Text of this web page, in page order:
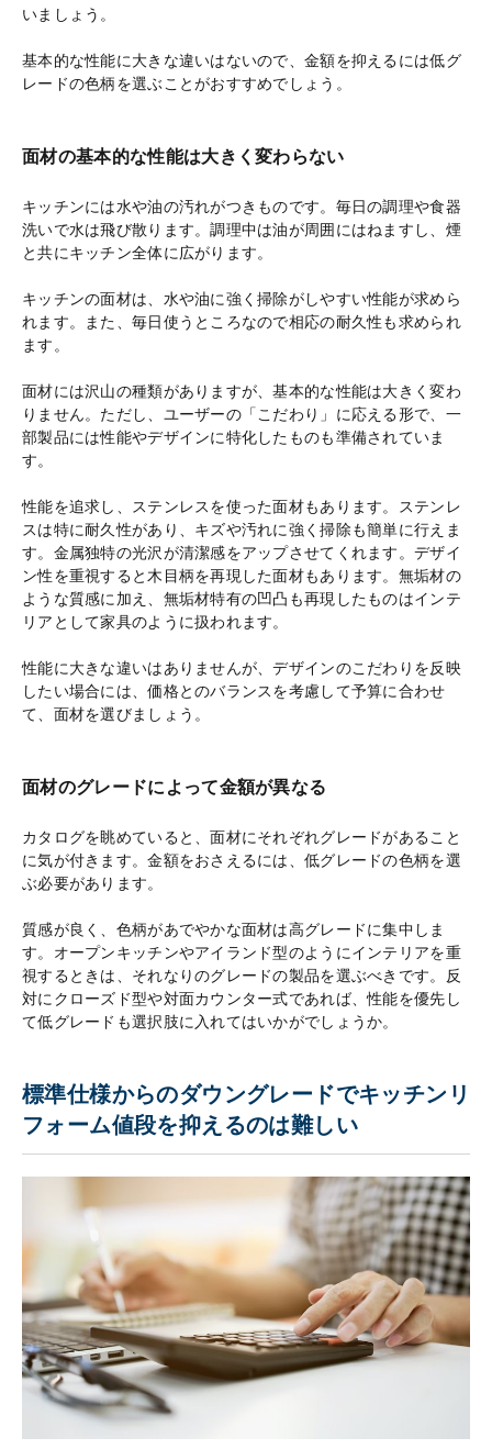
いましょう。
基本的な性能に大きな違いはないので、金額を抑えるには低グ
レードの色柄を選ぶことがおすすめでしょう。
面材の基本的な性能は大きく変わらない
キッチンには水や油の汚れがつきものです。毎日の調理や食器
洗いで水は飛び散ります。調理中は油が周囲にはねますし、煙
と共にキッチン全体に広がります。
キッチンの面材は、水や油に強く掃除がしやすい性能が求めら
れます。また、毎日使うところなので相応の耐久性も求められ
ます。
面材には沢山の種類がありますが、基本的な性能は大きく変わ
りません。ただし、ユーザーの「こだわり」に応える形で、一
部製品には性能やデザインに特化したものも準備されていま
す。
性能を追求し、ステンレスを使った面材もあります。ステンレ
スは特に耐久性があり、キズや汚れに強く掃除も簡単に行えま
す。金属独特の光沢が清潔感をアップさせてくれます。デザイ
ン性を重視すると木目柄を再現した面材もあります。無垢材の
ような質感に加え、無垢材特有の凹凸も再現したものはインテ
リアとして家具のように扱われます。
性能に大きな違いはありませんが、デザインのこだわりを反映
したい場合には、価格とのバランスを考慮して予算に合わせ
て、面材を選びましょう。
面材のグレードによって金額が異なる
カタログを眺めていると、面材にそれぞれグレードがあること
に気が付きます。金額をおさえるには、低グレードの色柄を選
ぶ必要があります。
質感が良く、色柄があでやかな面材は高グレードに集中しま
す。オープンキッチンやアイランド型のようにインテリアを重
視するときは、それなりのグレードの製品を選ぶべきです。反
対にクローズド型や対面カウンター式であれば、性能を優先し
て低グレードも選択肢に入れてはいかがでしょうか。
標準仕様からのダウングレードでキッチンリ
フォーム値段を抑えるのは難しい